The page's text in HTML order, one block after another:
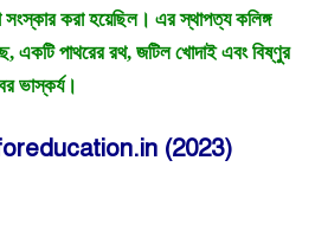
সংস্কার করা হয়েছিল। এর স্থাপত্য কলিঙ্গ
একটি পাথরের রথ, জটিল খোদাই এবং বিষ্ণুর
ভাস্কর্য।
(2023)